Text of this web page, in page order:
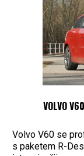
VOLVO
Volvo V60 se
s paketem R-